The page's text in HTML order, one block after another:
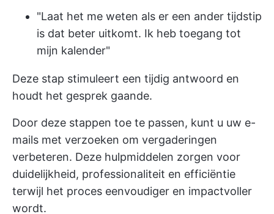
"Laat het me weten als er een ander tijdstip
is dat beter uitkomt. Ik heb toegang tot
mijn kalender"
Deze stap stimuleert een tijdig antwoord en
houdt het gesprek gaande.
Door deze stappen toe te passen, kunt u uw e-
mails met verzoeken om vergaderingen
verbeteren. Deze hulpmiddelen zorgen voor
duidelijkheid, professionaliteit en efficiëntie
terwijl het proces eenvoudiger en impactvoller
wordt.